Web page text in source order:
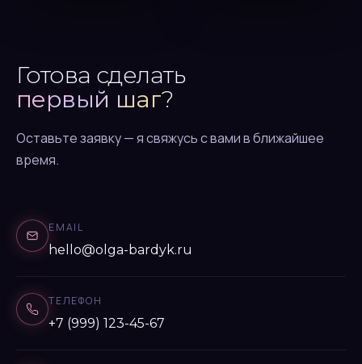
Готова сделать
первый шаг?
Оставьте заявку — я свяжусь с вами в ближайшее
время.
EMAIL
hello@olga-bardyk.ru
ТЕЛЕФОН
+7 (999) 123-45-67